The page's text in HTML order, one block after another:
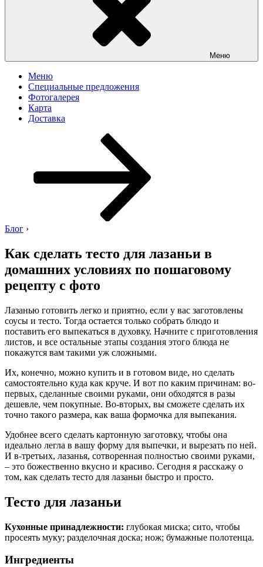
Меню
Меню
Специальные предложения
Фотогалерея
Карта
Доставка
Блог ›
Как сделать тесто для лазаньи в
домашних условиях по пошаговому
рецепту с фото
Лазанью готовить легко и приятно, если у вас заготовлены
соусы и тесто. Тогда остается только собрать блюдо и
поставить его выпекаться в духовку. Начните с приготовления
листов, и все остальные этапы создания этого блюда не
покажутся вам такими уж сложными.
Их, конечно, можно купить и в готовом виде, но сделать
самостоятельно куда как круче. И вот по каким причинам: во-
первых, сделанные своими руками, они обходятся в разы
дешевле, чем покупные. Во-вторых, вы сможете сделать их
точно такого размера, как ваша формочка для выпекания.
Удобнее всего сделать картонную заготовку, чтобы она
идеально легла в вашу форму для выпечки, и вырезать по ней.
И в-третьих, лазанья, сотворенная полностью своими руками,
– это божественно вкусно и красиво. Сегодня я расскажу о
том, как сделать тесто для лазаньи быстро и просто.
Тесто для лазаньи
Кухонные принадлежности: глубокая миска; сито, чтобы
просеять муку; разделочная доска; нож; бумажные полотенца.
Ингредиенты